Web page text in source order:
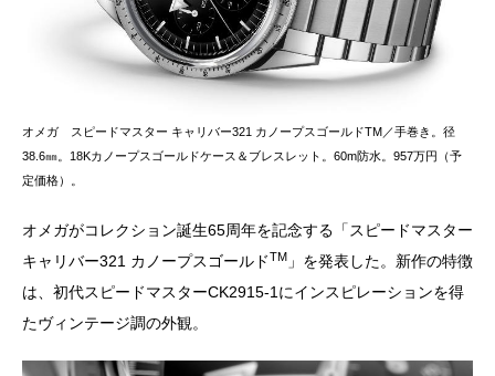
オメガ スピードマスター キャリバー321 カノープスゴールドTM／手巻き。径
38.6㎜。18Kカノープスゴールドケース＆ブレスレット。60m防水。957万円（予
定価格）。
オメガがコレクション誕生65周年を記念する「スピードマスター
キャリバー321 カノープスゴールドTM 」を発表した。新作の特徴
は、初代スピードマスターCK2915-1にインスピレーションを得
たヴィンテージ調の外観。